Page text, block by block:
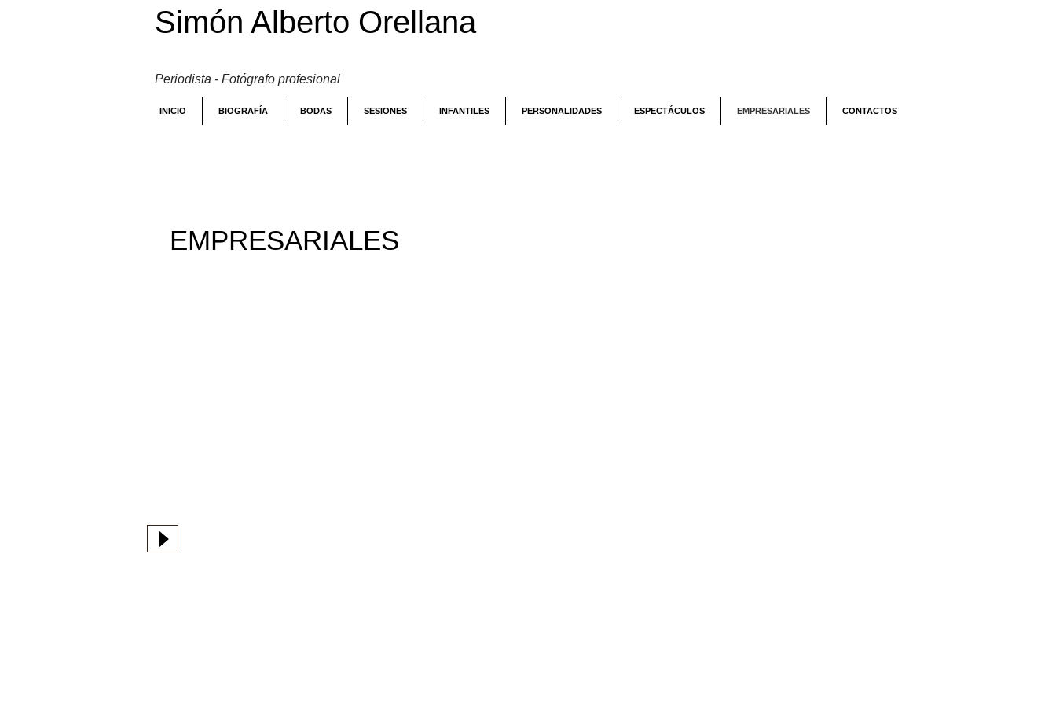
Simón Alberto Orellana​
Periodista - Fotógrafo profesional
INICIO BIOGRAFÍA BODAS SESIONES INFANTILES PERSONALIDADES ESPECTÁCULOS EMPRESARIALES CONTACTOS
EMPRESARIALES